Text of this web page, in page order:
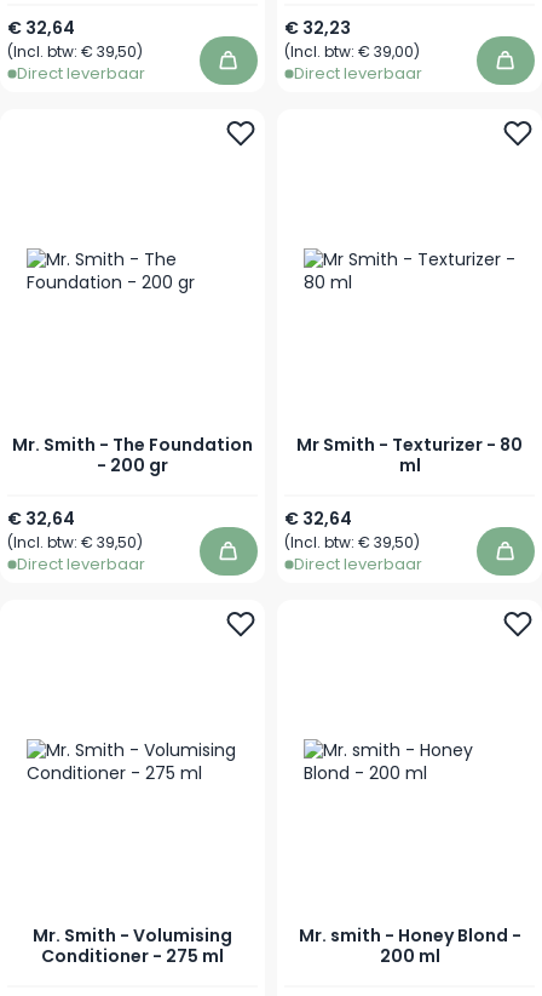
€ 32,64
(Incl. btw: € 39,50)
Direct leverbaar In winkelwagen
€ 32,23
(Incl. btw: € 39,00)
Direct leverbaar In
Mr. Smith - The Foundation
- 200 gr
€ 32,64
(Incl. btw: € 39,50)
Direct leverbaar In winkelwagen
Mr Smith - Texturizer - 80
ml
€ 32,64
(Incl. btw: € 39,50)
Direct leverbaar In
Mr. Smith - Volumising
Conditioner - 275 ml
Mr. smith - Honey Blond -
200 ml